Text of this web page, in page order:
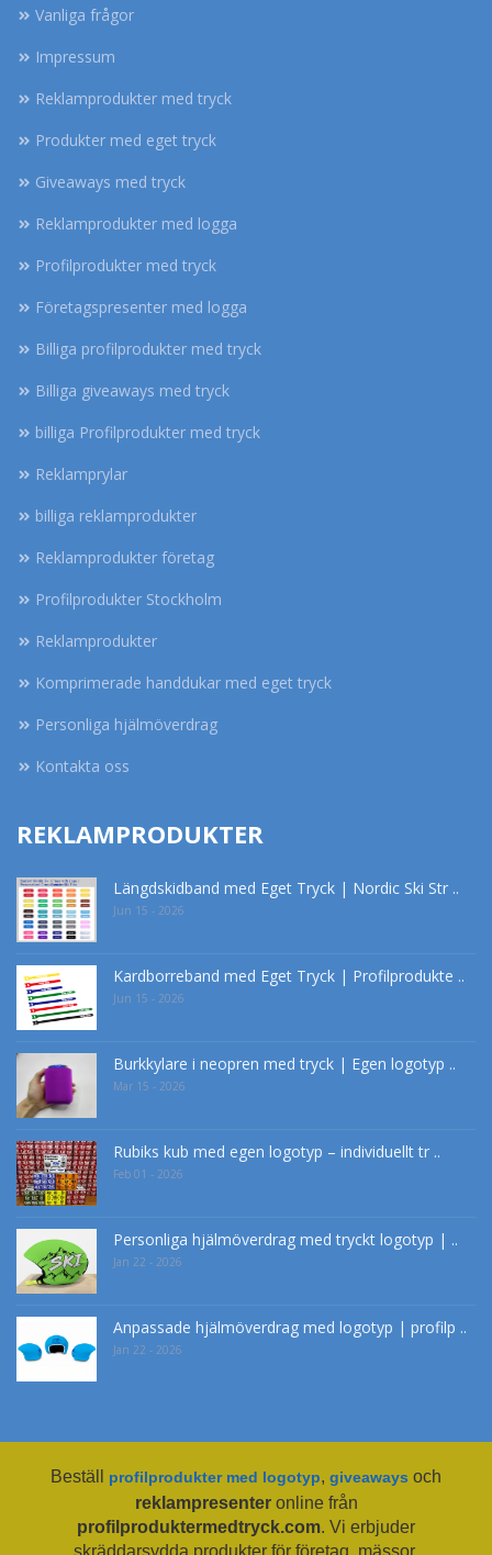
Vanliga frågor
Impressum
Reklamprodukter med tryck
Produkter med eget tryck
Giveaways med tryck
Reklamprodukter med logga
Profilprodukter med tryck
Företagspresenter med logga
Billiga profilprodukter med tryck
Billiga giveaways med tryck
billiga Profilprodukter med tryck
Reklamprylar
billiga reklamprodukter
Reklamprodukter företag
Profilprodukter Stockholm
Reklamprodukter
Komprimerade handdukar med eget tryck
Personliga hjälmöverdrag
Kontakta oss
REKLAMPRODUKTER
Längdskidband med Eget Tryck | Nordic Ski Str ..
Jun 15 - 2026
Kardborreband med Eget Tryck | Profilprodukte ..
Jun 15 - 2026
Burkkylare i neopren med tryck | Egen logotyp ..
Mar 15 - 2026
Rubiks kub med egen logotyp – individuellt tr ..
Feb 01 - 2026
Personliga hjälmöverdrag med tryckt logotyp | ..
Jan 22 - 2026
Anpassade hjälmöverdrag med logotyp | profilp ..
Jan 22 - 2026
Beställ profilprodukter med logotyp, giveaways och
reklampresenteronline från
profilproduktermedtryck.com. Vi erbjuder
skräddarsydda produkter för företag, mässor,